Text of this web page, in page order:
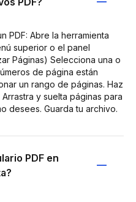
PDF: Abre la herramienta
superior o el panel
Páginas) Selecciona una o
de página están
un rango de páginas. Haz
y suelta páginas para
desees. Guarda tu archivo.
PDF en